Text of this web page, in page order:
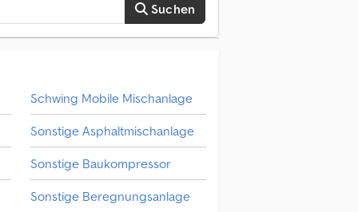
Suchen
Schwing Mobile Mischanlage
Sonstige Asphaltmischanlage
Sonstige Baukompressor
Sonstige Beregnungsanlage